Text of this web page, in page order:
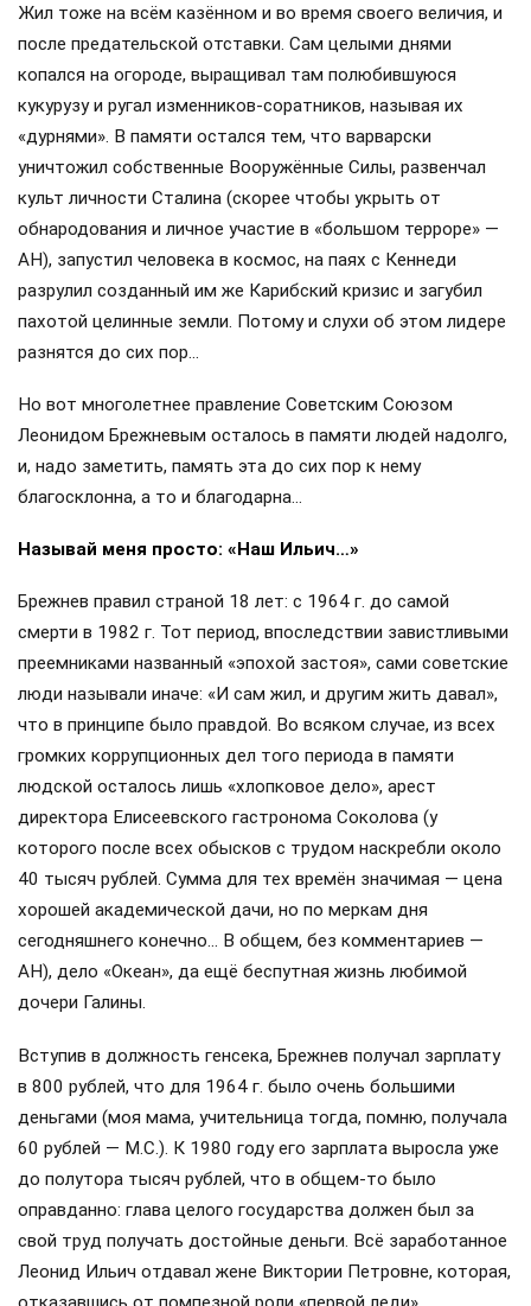
Жил тоже на всём казённом и во время своего величия, и
после предательской отставки. Сам целыми днями
копался на огороде, выращивал там полюбившуюся
кукурузу и ругал изменников-соратников, называя их
«дурнями». В памяти остался тем, что варварски
уничтожил собственные Вооружённые Силы, развенчал
культ личности Сталина (скорее чтобы укрыть от
обнародования и личное участие в «большом терроре» —
АН), запустил человека в космос, на паях с Кеннеди
разрулил созданный им же Карибский кризис и загубил
пахотой целинные земли. Потому и слухи об этом лидере
разнятся до сих пор…
Но вот многолетнее правление Советским Союзом
Леонидом Брежневым осталось в памяти людей надолго,
и, надо заметить, память эта до сих пор к нему
благосклонна, а то и благодарна…
Называй меня просто: «Наш Ильич…»
Брежнев правил страной 18 лет: с 1964 г. до самой
смерти в 1982 г. Тот период, впоследствии завистливыми
преемниками названный «эпохой застоя», сами советские
люди называли иначе: «И сам жил, и другим жить давал»,
что в принципе было правдой. Во всяком случае, из всех
громких коррупционных дел того периода в памяти
людской осталось лишь «хлопковое дело», арест
директора Елисеевского гастронома Соколова (у
которого после всех обысков с трудом наскребли около
40 тысяч рублей. Сумма для тех времён значимая — цена
хорошей академической дачи, но по меркам дня
сегодняшнего конечно… В общем, без комментариев —
АН), дело «Океан», да ещё беспутная жизнь любимой
дочери Галины.
Вступив в должность генсека, Брежнев получал зарплату
в 800 рублей, что для 1964 г. было очень большими
деньгами (моя мама, учительница тогда, помню, получала
60 рублей — М.С.). К 1980 году его зарплата выросла уже
до полутора тысяч рублей, что в общем-то было
оправданно: глава целого государства должен был за
свой труд получать достойные деньги. Всё заработанное
Леонид Ильич отдавал жене Виктории Петровне, которая,